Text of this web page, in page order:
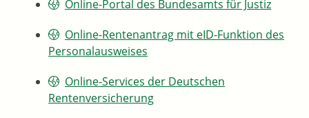
Online-Portal des Bundesamts für Justiz
Online-Rentenantrag mit eID-Funktion des
Personalausweises
Online-Services der Deutschen
Rentenversicherung